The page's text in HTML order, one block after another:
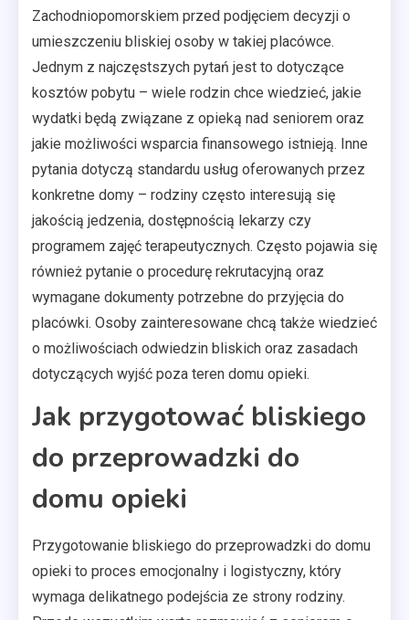
Zachodniopomorskiem przed podjęciem decyzji o
umieszczeniu bliskiej osoby w takiej placówce.
Jednym z najczęstszych pytań jest to dotyczące
kosztów pobytu – wiele rodzin chce wiedzieć, jakie
wydatki będą związane z opieką nad seniorem oraz
jakie możliwości wsparcia finansowego istnieją. Inne
pytania dotyczą standardu usług oferowanych przez
konkretne domy – rodziny często interesują się
jakością jedzenia, dostępnością lekarzy czy
programem zajęć terapeutycznych. Często pojawia się
również pytanie o procedurę rekrutacyjną oraz
wymagane dokumenty potrzebne do przyjęcia do
placówki. Osoby zainteresowane chcą także wiedzieć
o możliwościach odwiedzin bliskich oraz zasadach
dotyczących wyjść poza teren domu opieki.
Jak przygotować bliskiego
do przeprowadzki do
domu opieki
Przygotowanie bliskiego do przeprowadzki do domu
opieki to proces emocjonalny i logistyczny, który
wymaga delikatnego podejścia ze strony rodziny.